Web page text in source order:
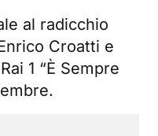
al radicchio
Croatti e
1 “È Sempre